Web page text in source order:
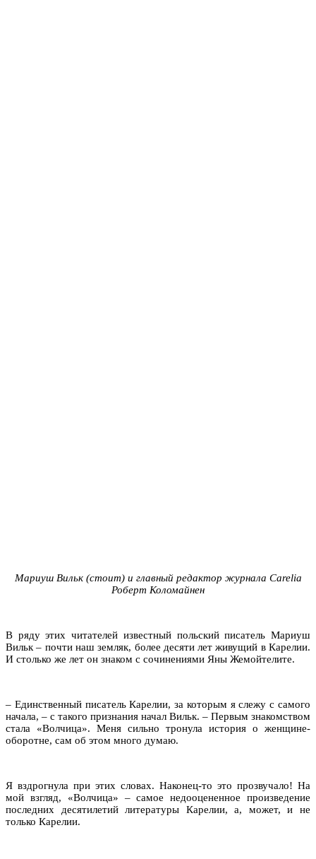
Мариуш Вильк (стоит) и главный редактор журнала Carelia
Роберт Коломайнен
В ряду этих читателей известный польский писатель Мариуш
Вильк – почти наш земляк, более десяти лет живущий в Карелии.
И столько же лет он знаком с сочинениями Яны Жемойтелите.
– Единственный писатель Карелии, за которым я слежу с самого
начала, – с такого признания начал Вильк. – Первым знакомством
стала «Волчица». Меня сильно тронула история о женщине-
оборотне, сам об этом много думаю.
Я вздрогнула при этих словах. Наконец-то это прозвучало! На
мой взгляд, «Волчица» – самое недооцененное произведение
последних десятилетий литературы Карелии, а, может, и не
только Карелии.